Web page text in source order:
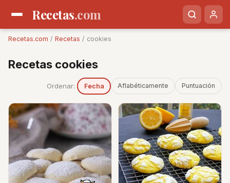
Recetas.com
Recetas.com / Recetas / cookies
Recetas cookies
Ordenar: Fecha Aflabéticamente Puntuación